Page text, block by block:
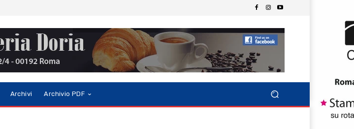
Archivi Archivio PDF